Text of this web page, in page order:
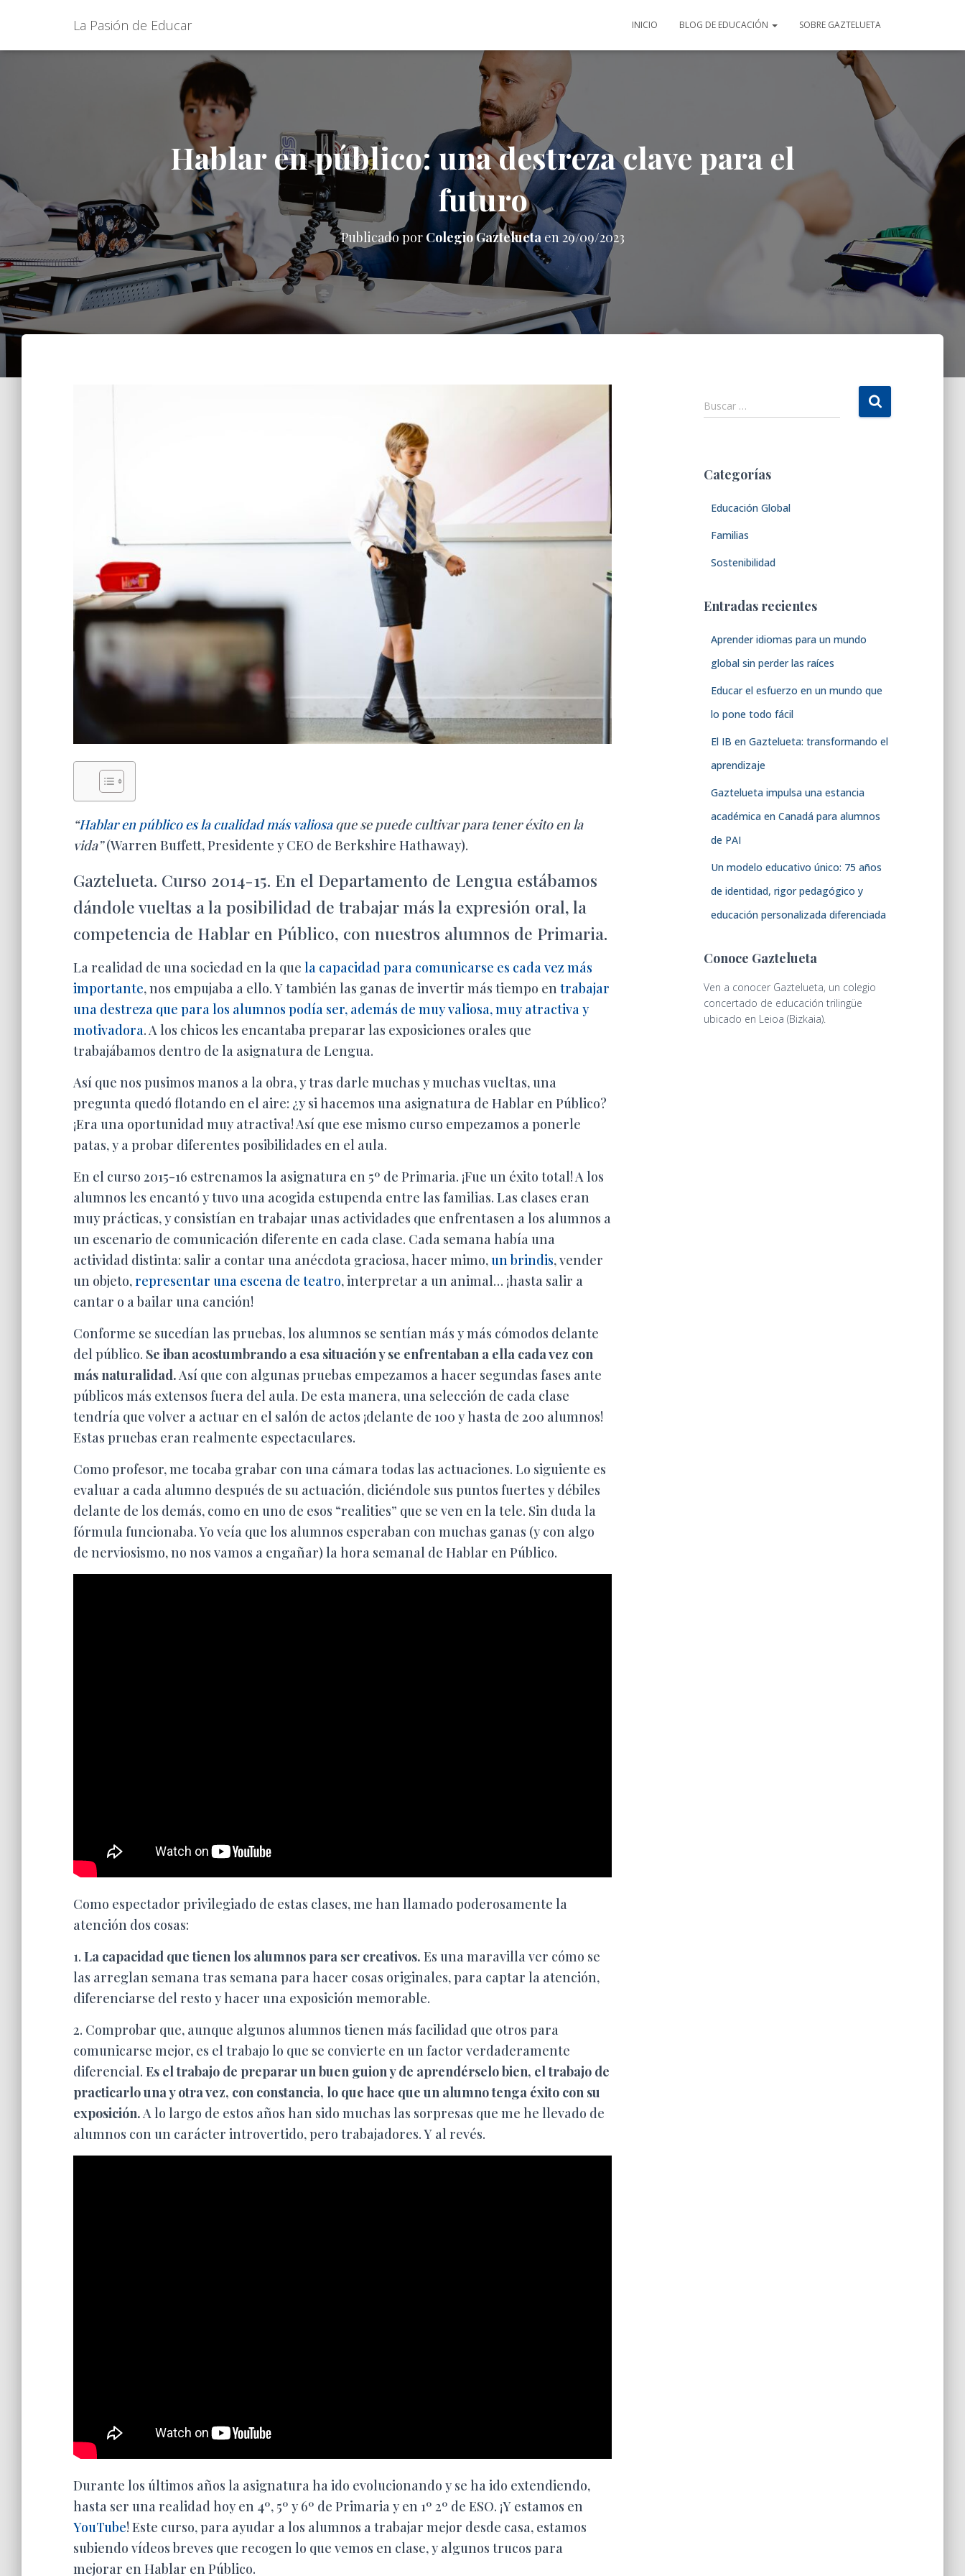
La Pasión de Educar INICIO BLOG DE EDUCACIÓN SOBRE GAZTELUETA
Hablar en público: una destreza clave para el
futuro
Publicado por Colegio Gazteluetaen29/09/2023
“Hablar en público es la cualidad más valiosaque se puede cultivar para tener éxito en la
vida”(Warren Buffett, Presidente y CEO de Berkshire Hathaway).
Gaztelueta. Curso 2014-15. En el Departamento de Lengua estábamos
dándole vueltas a la posibilidad de trabajar más la expresión oral, la
competencia de Hablar en Público, con nuestros alumnos de Primaria.
La realidad de una sociedad en la que la capacidad para comunicarse es cada vez más
importante, nos empujaba a ello. Y también las ganas de invertir más tiempo en trabajar
una destreza que para los alumnos podía ser, además de muy valiosa, muy atractiva y
motivadora. A los chicos les encantaba preparar las exposiciones orales que
trabajábamos dentro de la asignatura de Lengua.
Así que nos pusimos manos a la obra, y tras darle muchas y muchas vueltas, una
pregunta quedó flotando en el aire: ¿y si hacemos una asignatura de Hablar en Público?
¡Era una oportunidad muy atractiva! Así que ese mismo curso empezamos a ponerle
patas, y a probar diferentes posibilidades en el aula.
En el curso 2015-16 estrenamos la asignatura en 5º de Primaria. ¡Fue un éxito total! A los
alumnos les encantó y tuvo una acogida estupenda entre las familias. Las clases eran
muy prácticas, y consistían en trabajar unas actividades que enfrentasen a los alumnos a
un escenario de comunicación diferente en cada clase. Cada semana había una
actividad distinta: salir a contar una anécdota graciosa, hacer mimo,un brindis, vender
un objeto,representar una escena de teatro, interpretar a un animal… ¡hasta salir a
cantar o a bailar una canción!
Conforme se sucedían las pruebas, los alumnos se sentían más y más cómodos delante
del público. Se iban acostumbrando a esa situación y se enfrentaban a ella cada vez con
más naturalidad.Así que con algunas pruebas empezamos a hacer segundas fases ante
públicos más extensos fuera del aula. De esta manera, una selección de cada clase
tendría que volver a actuar en el salón de actos ¡delante de 100 y hasta de 200 alumnos!
Estas pruebas eran realmente espectaculares.
Como profesor, me tocaba grabar con una cámara todas las actuaciones. Lo siguiente es
evaluar a cada alumno después de su actuación, diciéndole sus puntos fuertes y débiles
delante de los demás, como en uno de esos “realities” que se ven en la tele. Sin duda la
fórmula funcionaba. Yo veía que los alumnos esperaban con muchas ganas (y con algo
de nerviosismo, no nos vamos a engañar) la hora semanal de Hablar en Público.
Como espectador privilegiado de estas clases, me han llamado poderosamente la
atención dos cosas:
1. La capacidad que tienen los alumnos para ser creativos. Es una maravilla ver cómo se
las arreglan semana tras semana para hacer cosas originales, para captar la atención,
diferenciarse del resto y hacer una exposición memorable.
2. Comprobar que, aunque algunos alumnos tienen más facilidad que otros para
comunicarse mejor, es el trabajo lo que se convierte en un factor verdaderamente
diferencial. Es el trabajo de preparar un buen guion y de aprendérselo bien, el trabajo de
practicarlo una y otra vez, con constancia, lo que hace que un alumno tenga éxito con su
exposición.A lo largo de estos años han sido muchas las sorpresas que me he llevado de
alumnos con un carácter introvertido, pero trabajadores. Y al revés.
Durante los últimos años la asignatura ha ido evolucionando y se ha ido extendiendo,
hasta ser una realidad hoy en 4º, 5º y 6º de Primaria y en 1º 2º de ESO. ¡Y estamos en
YouTube! Este curso, para ayudar a los alumnos a trabajar mejor desde casa, estamos
subiendo vídeos breves que recogen lo que vemos en clase, y algunos trucos para
mejorar en Hablar en Público.
B
u
r
Buscar …
Categorías
Educación Global
Familias
Sostenibilidad
Entradas recientes
Aprender idiomas para un mundo
global sin perder las raíces
Educar el esfuerzo en un mundo que
lo pone todo fácil
El IB en Gaztelueta: transformando el
aprendizaje
Gaztelueta impulsa una estancia
académica en Canadá para alumnos
de PAI
Un modelo educativo único: 75 años
de identidad, rigor pedagógico y
educación personalizada diferenciada
Conoce Gaztelueta
Ven a conocer Gaztelueta, un colegio
concertado de educación trilingüe
ubicado en Leioa (Bizkaia).